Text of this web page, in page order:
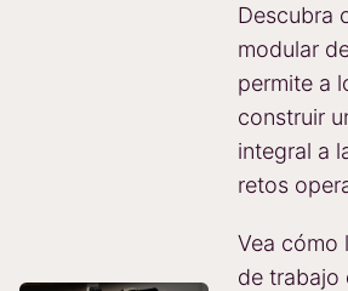
Descubra
modular
permite a
construir
integral a
retos
Vea cómo
de trabajo